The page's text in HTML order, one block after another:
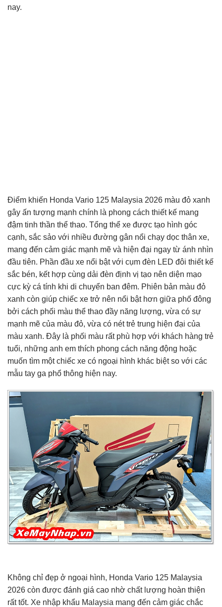
nay.
Điểm khiến Honda Vario 125 Malaysia 2026 màu đỏ xanh
gây ấn tượng mạnh chính là phong cách thiết kế mang
đậm tinh thần thể thao. Tổng thể xe được tạo hình góc
cạnh, sắc sảo với nhiều đường gân nổi chạy dọc thân xe,
mang đến cảm giác mạnh mẽ và hiện đại ngay từ ánh nhìn
đầu tiên. Phần đầu xe nổi bật với cụm đèn LED đôi thiết kế
sắc bén, kết hợp cùng dải đèn định vị tạo nên diện mạo
cực kỳ cá tính khi di chuyển ban đêm. Phiên bản màu đỏ
xanh còn giúp chiếc xe trở nên nổi bật hơn giữa phố đông
bởi cách phối màu thể thao đầy năng lượng, vừa có sự
mạnh mẽ của màu đỏ, vừa có nét trẻ trung hiện đại của
màu xanh. Đây là phối màu rất phù hợp với khách hàng trẻ
tuổi, những anh em thích phong cách năng động hoặc
muốn tìm một chiếc xe có ngoại hình khác biệt so với các
mẫu tay ga phổ thông hiện nay.
Không chỉ đẹp ở ngoại hình, Honda Vario 125 Malaysia
2026 còn được đánh giá cao nhờ chất lượng hoàn thiện
rất tốt. Xe nhập khẩu Malaysia mang đến cảm giác chắc